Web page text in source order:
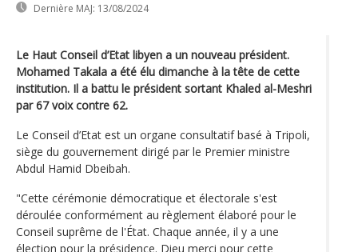
Dernière MAJ: 13/08/2024
Le Haut Conseil d’Etat libyen a un nouveau président.
Mohamed Takala a été élu dimanche à la tête de cette
institution. Il a battu le président sortant Khaled al-Meshri
par 67 voix contre 62.
Le Conseil d’Etat est un organe consultatif basé à Tripoli,
siège du gouvernement dirigé par le Premier ministre
Abdul Hamid Dbeibah.
"Cette cérémonie démocratique et électorale s'est
déroulée conformément au règlement élaboré pour le
Conseil suprême de l'État. Chaque année, il y a une
élection pour la présidence. Dieu merci pour cette